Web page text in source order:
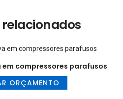
compressores parafusos
ORÇAMENTO